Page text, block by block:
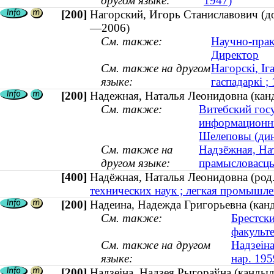
[200] Нагорский, Игорь Станиславович
—2006)
См. также:
Научно-
Директор
См. также на другом
языке:
Нагорскі,
гаспадаркі
[200] Надежная, Наталья Леонидовна
См. также:
Витебский
Шелеповы
См. также на
другом языке:
Надзёжная,
[400] Надёжная, Наталья Леонидовна
технических наук ; легкая
[200] Надеина, Надежда Григорьевна
См. также:
См. также на другом
языке:
нар.